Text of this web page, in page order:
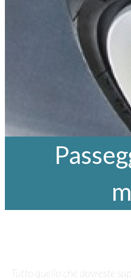
Tutto quello che dovreste